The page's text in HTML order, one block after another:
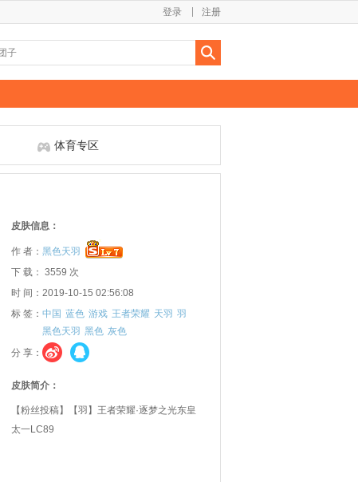
注册
登录
体育专区
皮肤信息：
作 者： 黑色天羽
下 载： 3559 次
时 间：2019-10-15 02:56:08
标 签： 中国 蓝色 游戏 王者荣耀 天羽 羽
黑色天羽 黑色 灰色
分 享：
皮肤简介：
【粉丝投稿】【羽】王者荣耀·逐梦之光东皇
太一LC89